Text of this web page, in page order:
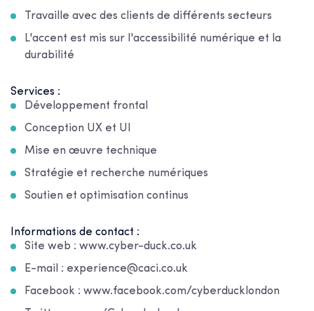
Travaille avec des clients de différents secteurs
L'accent est mis sur l'accessibilité numérique et la
durabilité
Services :
Développement frontal
Conception UX et UI
Mise en œuvre technique
Stratégie et recherche numériques
Soutien et optimisation continus
Informations de contact :
Site web : www.cyber-duck.co.uk
E-mail : experience@caci.co.uk
Facebook : www.facebook.com/cyberducklondon